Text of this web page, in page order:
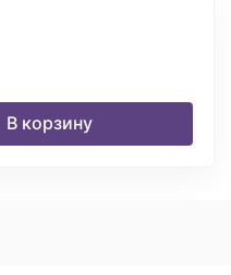
В корзину